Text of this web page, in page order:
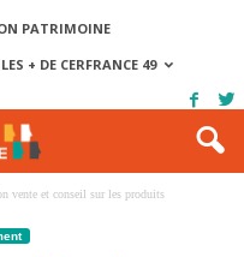
PATRIMOINE
LES + DE CERFRANCE 49
vente et conseil sur les produits